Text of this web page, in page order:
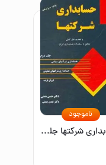
حسابداری شرکتها جلد دوم
ناموجود